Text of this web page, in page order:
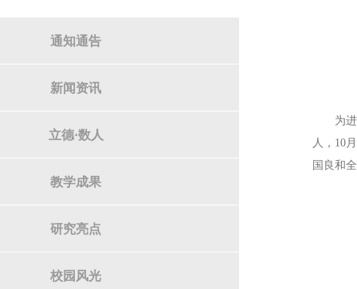
通知通告
新闻资讯
立德·数人
教学成果
研究亮点
校园风光
为
人，10
国良和